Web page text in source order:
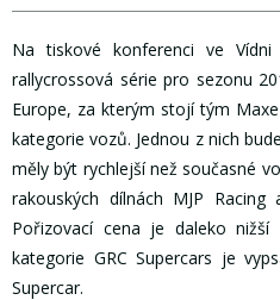
Na tiskové konferenci ve
rallycrossová série pro sezonu
Europe, za kterým stojí tým
kategorie vozů. Jednou z nich
měly být rychlejší než současné
rakouských dílnách MJP
Pořizovací cena je daleko
kategorie GRC Supercars je
Supercar.